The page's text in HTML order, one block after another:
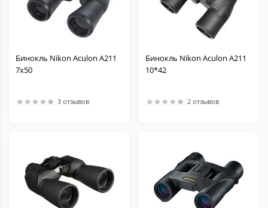
Бинокль Nikon Aculon A211
7x50
3 отзывов
Бинокль Nikon Aculon A211
10*42
2 отзывов